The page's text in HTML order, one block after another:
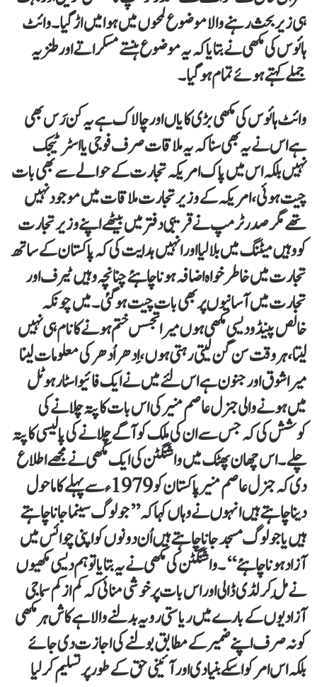
ہی زیربحث رہنے والا موضوع لمحوں میں ہوا میں اڑ گیا۔ وائٹ
ہائوس کی مکھی نے بتایا کہ یہ موضوع ہنستے مسکراتےاور طنزیہ
جملے کہتے ہوئے تمام ہو گیا۔
وائٹ ہائوس کی مکھی بڑی کایاں اور چالاک ہے یہ کن رَس بھی
ہے اس نے یہ بھی سنا کہ یہ ملاقات صرف فوجی یا اسٹرٹیجک
نہیں بلکہ اس میں پاک امریکہ تجارت کے حوالے سے بھی بات
چیت ہوئی، امریکہ کے وزیر تجارت ملاقات میں موجود نہیں
تھے مگر صدر ٹرمپ نے قریبی دفتر میں بیٹھے اپنے وزیر تجارت
کو وہیں میٹنگ میں بلا لیا اور انہیں ہدایت کی کہ پاکستان کے ساتھ
تجارت میں خاطر خواہ اضافہ ہونا چاہئے چنانچہ وہیں ٹیرف اور
تجارت میں آسانیوں پر بھی بات چیت ہو گئی۔ میں چونکہ
خالص پینڈو دیسی مکھی ہوں میرا تجسس ختم ہونے کا نام ہی نہیں
لیتا، ہر وقت سن گن لیتی رہتی ہوں، اِدھر اُدھر کی معلومات لینا
میرا شوق اور جنون ہے اس لئے میں نے ایک فائیو اسٹار ہوٹل
میں ہونے والی جنرل عاصم منیر کی اس بات کا پتہ چلانے کی
کوشش کی کہ جس سے ان کی ملک کو آگے چلانے کی پالیسی کا پتہ
چلے ۔اس چھان پھٹک میں واشنگٹن کی ایک مکھی نے مجھے اطلاع
دی کہ جنرل عاصم منیر پاکستان کو 1979ء سے پہلے کا ماحول
دینا چاہتے ہیں انہوں نے وہاں کہا کہ ’’جو لوگ سینما جانا چاہتے
ہیں یا جو لوگ مسجد جانا چاہتے ہیں اُن دونوں کو اپنی چوائس میں
آزاد ہونا چاہئے‘‘۔واشنگٹن کی مکھی نے یہ بتایا تو ہم دیسی مکھیوں
نے مِل کر لڈی ڈالی اور اس بات پر خوشی منائی کہ کم از کم سماجی
آزادیوں کے بارے میں ریاستی رویہ بدلنے والا ہے کاش ہر مکھی
کو نہ صرف اپنے ضمیر کے مطابق بولنے کی اجازت دی جائے
بلکہ اس امر کو اسکے بنیادی اور آئینی حق کے طور پر تسلیم کرلیا